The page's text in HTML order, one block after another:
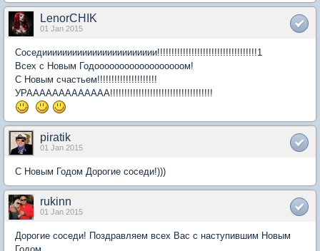
LenorCHIK
01 Jan 2015
Соседиииииииииииииииииииииии!!!!!!!!!!!!!!!!!!!!!!!!!!!!!!!!!!!1
Всех с Новым Годоооооооооооооооооом!
С Новым счастьем!!!!!!!!!!!!!!!!!!!!!
УРААААААААААААА!!!!!!!!!!!!!!!!!!!!!!!!!!!!!!!!!!!!
piratik
01 Jan 2015
С Новым Годом Дорогие соседи!)))
rukinn
01 Jan 2015
Дорогие соседи! Поздравляем всех Вас с наступившим Новым